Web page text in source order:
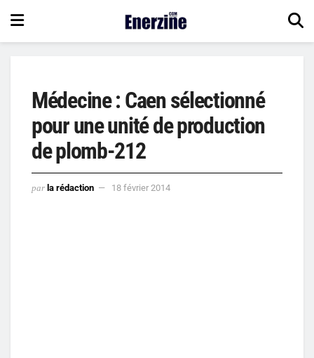
Médecine : Caen sélectionné
pour une unité de production
de plomb-212
par la rédaction 18 février 2014